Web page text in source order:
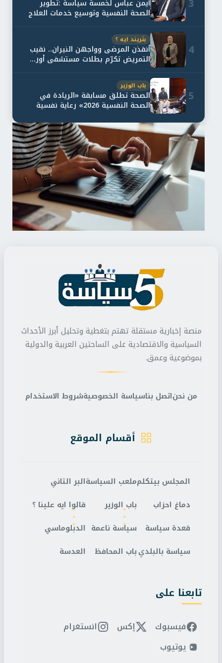
أيمن عباس لخمسة سياسة :تطوير
الصحة النفسية وتوسيع خدمات العلاج
4
بتريند ايه ؟
أنقذن المرضى وواجهن النيران.. نقيب
التمريض تكرّم بطلات مستشفى أور...
5
باب الوزير
الصحة تطلق مسابقة «الريادة في
الصحة النفسية 2026» رعاية نفسية
منصة إخبارية مستقلة تهتم بتغطية وتحليل أبرز الأحداث
السياسية والاقتصادية على الساحتين العربية والدولية
بموضوعية وعمق.
من نحناتصل بناسياسة الخصوصيةشروط الاستخدام
أقسام الموقع
المجلس بيتكلم
دماغ احزاب
قعدة سياسة
سياسة بالبلدي
ملعب السياسة
باب الوزير
سياسة ناعمة
باب المحافظ
البر التاني
قالوا ايه علينا ؟
الدبلوماسي
العدسة
تابعنا على
فيسبوك إكس
انستغرام
يوتيوب